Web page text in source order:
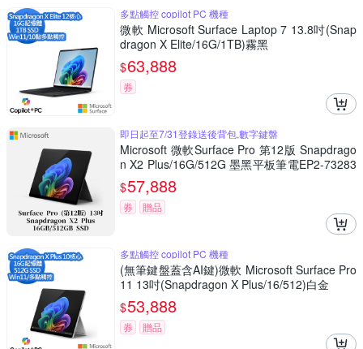
多點觸控 copilot PC 機種
微軟 Microsoft Surface Laptop 7 13.8吋(Snap
dragon X Elite/16G/1TB)霧黑
$63,888
券
即日起至7/31登錄送後背包,數字鍵盤
Microsoft 微軟Surface Pro 第12版 Snapdrago
n X2 Plus/16G/512G 墨黑平板筆電EP2-73283
(不含鍵盤、筆)
$57,888
券 贈品
多點觸控 copilot PC 機種
(無筆鍵盤蓋含AI鍵)微軟 Microsoft Surface Pro
11 13吋(Snapdragon X Plus/16/512)白金
$53,888
券 贈品